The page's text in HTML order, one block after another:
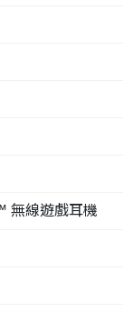
無線遊戲耳機